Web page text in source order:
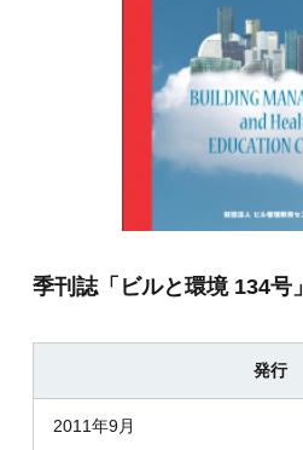
季刊誌「ビルと環境 134号」
発行
2011年9月